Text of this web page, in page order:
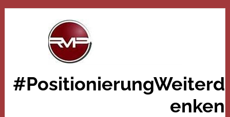
#PositionierungWeiterd
enken